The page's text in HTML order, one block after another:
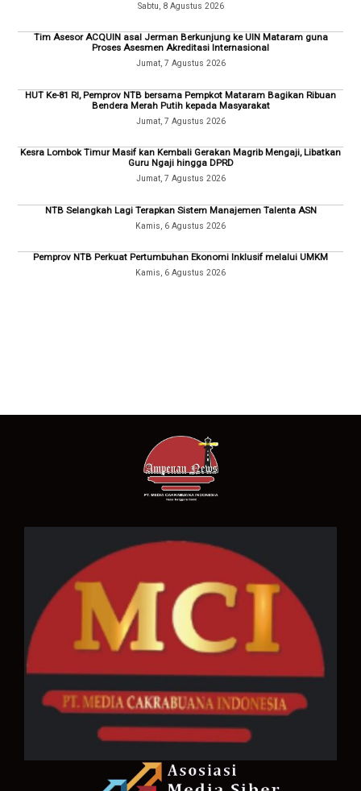
Sabtu, 8 Agustus 2026
Tim Asesor ACQUIN asal Jerman Berkunjung ke UIN Mataram guna
Proses Asesmen Akreditasi Internasional
Jumat, 7 Agustus 2026
HUT Ke-81 RI, Pemprov NTB bersama Pempkot Mataram Bagikan Ribuan
Bendera Merah Putih kepada Masyarakat
Jumat, 7 Agustus 2026
Kesra Lombok Timur Masif kan Kembali Gerakan Magrib Mengaji, Libatkan
Guru Ngaji hingga DPRD
Jumat, 7 Agustus 2026
NTB Selangkah Lagi Terapkan Sistem Manajemen Talenta ASN
Kamis, 6 Agustus 2026
Pemprov NTB Perkuat Pertumbuhan Ekonomi Inklusif melalui UMKM
Kamis, 6 Agustus 2026